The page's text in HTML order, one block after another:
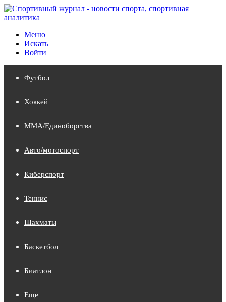
Меню
Искать
Войти
Футбол
Хоккей
MMA/Единоборства
Авто/мотоспорт
Киберспорт
Теннис
Шахматы
Баскетбол
Биатлон
Еще